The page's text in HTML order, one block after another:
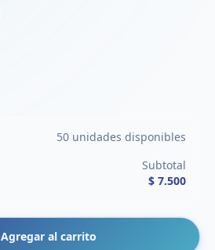
50 unidades disponibles
Subtotal
$ 7.500
Agregar al carrito